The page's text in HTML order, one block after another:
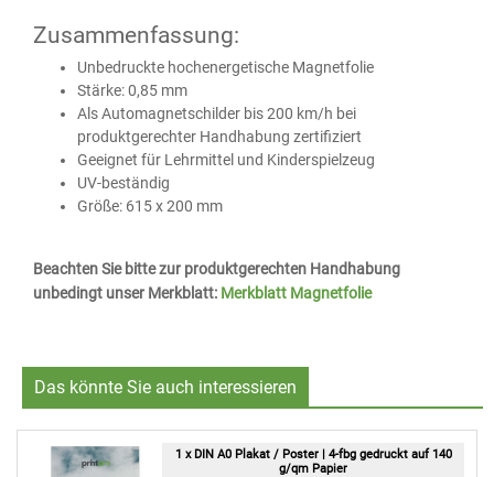
Zusammenfassung:
Unbedruckte hochenergetische Magnetfolie
Stärke: 0,85 mm
Als Automagnetschilder bis 200 km/h bei
produktgerechter Handhabung zertifiziert
Geeignet für Lehrmittel und Kinderspielzeug
UV-beständig
Größe: 615 x 200 mm
Beachten Sie bitte zur produktgerechten Handhabung
unbedingt unser Merkblatt: Merkblatt Magnetfolie
Das könnte Sie auch interessieren
1 x DIN A0 Plakat / Poster | 4-fbg gedruckt auf 140
g/qm Papier